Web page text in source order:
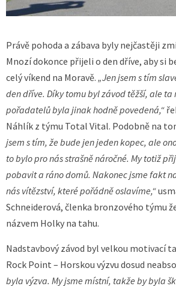
Právě pohoda a zábava byly nejčastěji
Mnozí dokonce přijeli o den dříve, aby si
celý víkend na Moravě. „Jen jsem s tím
den dříve. Díky tomu byl závod těžší, ale ta
pořadatelů byla jinak hodně povedená,“
Náhlík z týmu Total Vital. Podobně na
jsem s tím, že bude jen jeden kopec, ale
to bylo pro nás strašně náročné. My totiž
pobavit a ráno domů. Nakonec jsme fakt
nás vítězství, které pořádně oslavíme,“
Schneiderová, členka bronzového týmu
názvem Holky na tahu.
Nadstavbový závod byl velkou motivací
Rock Point – Horskou výzvu dosud
byla výzva. My jsme místní, takže by byla